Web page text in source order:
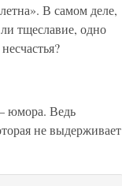
В самом деле,
тщеславие, одно
юмора. Ведь
не выдерживает